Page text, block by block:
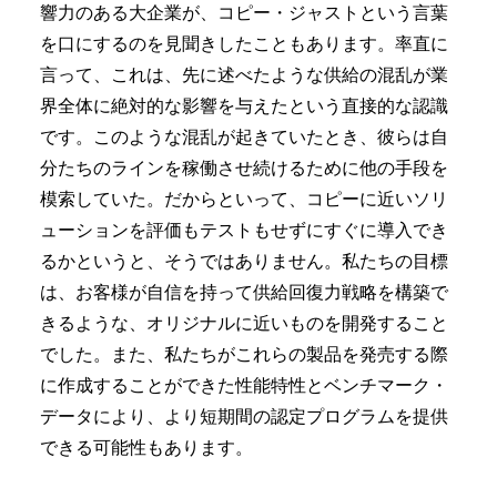
響力のある大企業が、コピー・ジャストという言葉
を口にするのを見聞きしたこともあります。率直に
言って、これは、先に述べたような供給の混乱が業
界全体に絶対的な影響を与えたという直接的な認識
です。このような混乱が起きていたとき、彼らは自
分たちのラインを稼働させ続けるために他の手段を
模索していた。だからといって、コピーに近いソリ
ューションを評価もテストもせずにすぐに導入でき
るかというと、そうではありません。私たちの目標
は、お客様が自信を持って供給回復力戦略を構築で
きるような、オリジナルに近いものを開発すること
でした。また、私たちがこれらの製品を発売する際
に作成することができた性能特性とベンチマーク・
データにより、より短期間の認定プログラムを提供
できる可能性もあります。